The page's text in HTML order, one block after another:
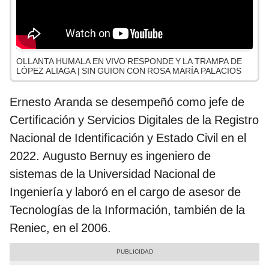
OLLANTA HUMALA EN VIVO RESPONDE Y LA TRAMPA DE
LÓPEZ ALIAGA | SIN GUION CON ROSA MARÍA PALACIOS
Ernesto Aranda se desempeñó como jefe de
Certificación y Servicios Digitales de la Registro
Nacional de Identificación y Estado Civil en el
2022. Augusto Bernuy es ingeniero de
sistemas de la Universidad Nacional de
Ingeniería y laboró en el cargo de asesor de
Tecnologías de la Información, también de la
Reniec, en el 2006.